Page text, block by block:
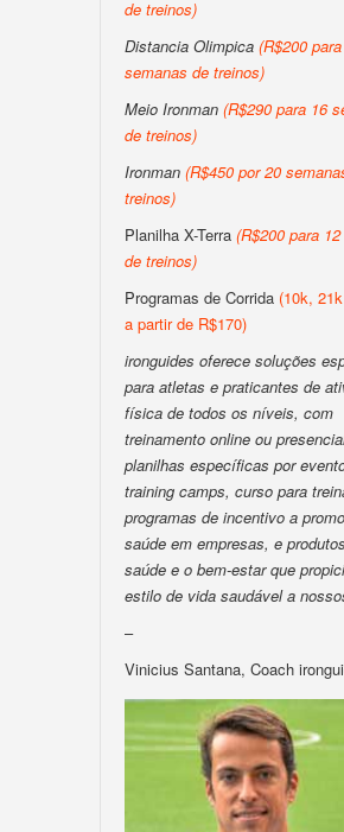
de treinos)
Distancia Olimpica (R$200
semanas de treinos)
Meio Ironman (R$290 para 16
de treinos)
Ironman (R$450 por 20
treinos)
Planilha X-Terra (R$200 para
de treinos)
Programas de Corrida (10k,
a partir de R$170)
ironguides oferece soluções
para atletas e praticantes de
física de todos os níveis, com
treinamento online ou
planilhas específicas por
training camps, curso para
programas de incentivo a
saúde em empresas, e
saúde e o bem-estar que
estilo de vida saudável a
–
Vinicius Santana, Coach